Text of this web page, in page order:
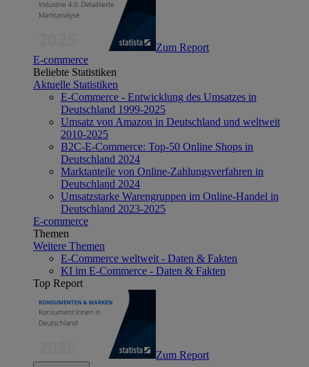
Zum Report
E-commerce
Beliebte Statistiken
Aktuelle Statistiken
E-Commerce - Entwicklung des Umsatzes in
Deutschland 1999-2025
Umsatz von Amazon in Deutschland und weltweit
2010-2025
B2C-E-Commerce: Top-50 Online Shops in
Deutschland 2024
Marktanteile von Online-Zahlungsverfahren in
Deutschland 2024
Umsatzstarke Warengruppen im Online-Handel in
Deutschland 2023-2025
E-commerce
Themen
Weitere Themen
E-Commerce weltweit - Daten & Fakten
KI im E-Commerce - Daten & Fakten
Top Report
Zum Report